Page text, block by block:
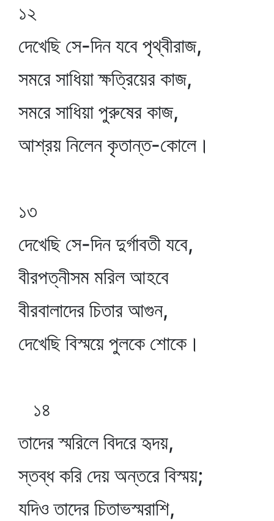
১২
দেখেছি সে-দিন যবে পৃথ্বীরাজ,
সমরে সাধিয়া ক্ষত্রিয়ের কাজ,
সমরে সাধিয়া পুরুষের কাজ,
আশ্রয় নিলেন কৃতান্ত-কোলে।
১৩
দেখেছি সে-দিন দুর্গাবতী যবে,
বীরপত্নীসম মরিল আহবে
বীরবালাদের চিতার আগুন,
দেখেছি বিস্ময়ে পুলকে শোকে।
১৪
তাদের স্মরিলে বিদরে হৃদয়,
স্তব্ধ করি দেয় অন্তরে বিস্ময়;
যদিও তাদের চিতাভস্মরাশি,